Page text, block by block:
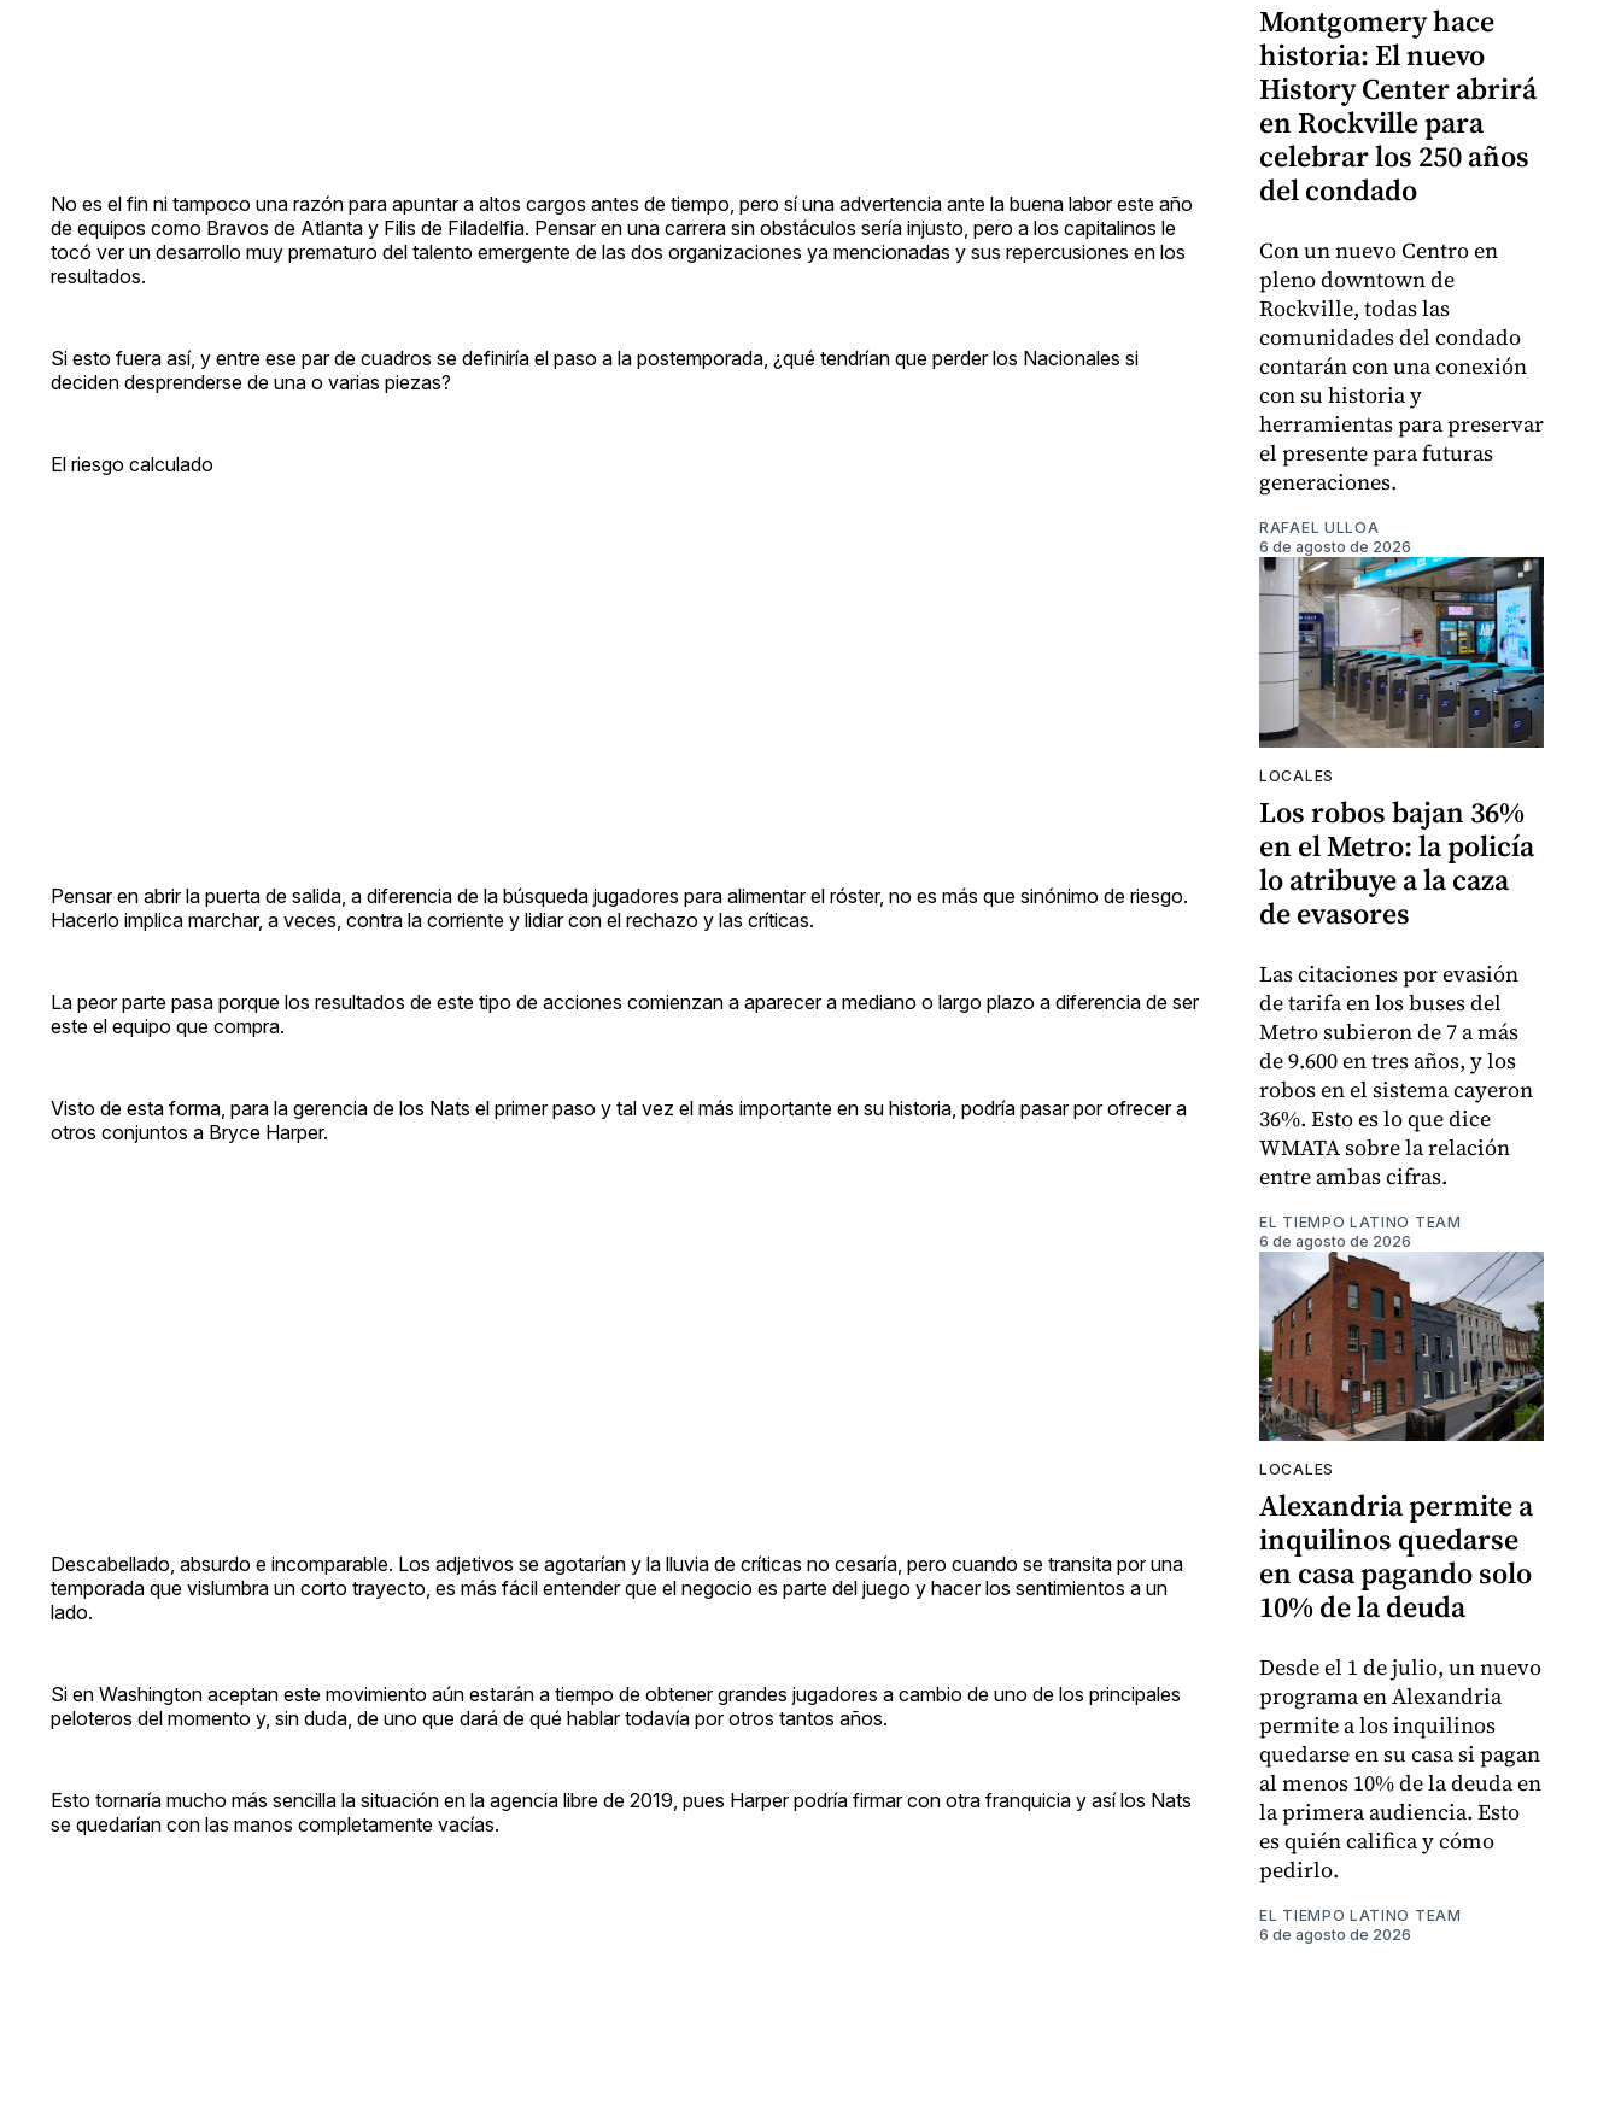
No es el fin ni tampoco una razón para apuntar a altos cargos antes de tiempo, pero sí una advertencia ante la buena labor este año
de equipos como Bravos de Atlanta y Filis de Filadelfia. Pensar en una carrera sin obstáculos sería injusto, pero a los capitalinos le
tocó ver un desarrollo muy prematuro del talento emergente de las dos organizaciones ya mencionadas y sus repercusiones en los
resultados.
Si esto fuera así, y entre ese par de cuadros se definiría el paso a la postemporada, ¿qué tendrían que perder los Nacionales si
deciden desprenderse de una o varias piezas?
El riesgo calculado
Pensar en abrir la puerta de salida, a diferencia de la búsqueda jugadores para alimentar el róster, no es más que sinónimo de riesgo.
Hacerlo implica marchar, a veces, contra la corriente y lidiar con el rechazo y las críticas.
La peor parte pasa porque los resultados de este tipo de acciones comienzan a aparecer a mediano o largo plazo a diferencia de ser
este el equipo que compra.
Visto de esta forma, para la gerencia de los Nats el primer paso y tal vez el más importante en su historia, podría pasar por ofrecer a
otros conjuntos a Bryce Harper.
Descabellado, absurdo e incomparable. Los adjetivos se agotarían y la lluvia de críticas no cesaría, pero cuando se transita por una
temporada que vislumbra un corto trayecto, es más fácil entender que el negocio es parte del juego y hacer los sentimientos a un
lado.
Si en Washington aceptan este movimiento aún estarán a tiempo de obtener grandes jugadores a cambio de uno de los principales
peloteros del momento y, sin duda, de uno que dará de qué hablar todavía por otros tantos años.
Esto tornaría mucho más sencilla la situación en la agencia libre de 2019, pues Harper podría firmar con otra franquicia y así los Nats
se quedarían con las manos completamente vacías.
Montgomery hace
historia: El nuevo
History Center abrirá
en Rockville para
celebrar los 250 años
del condado
Con un nuevo Centro en
pleno downtown de
Rockville, todas las
comunidades del condado
contarán con una conexión
con su historia y
herramientas para preservar
el presente para futuras
generaciones.
RAFAEL ULLOA
6 de agosto de 2026
LOCALES
Los robos bajan 36%
en el Metro: la policía
lo atribuye a la caza
de evasores
Las citaciones por evasión
de tarifa en los buses del
Metro subieron de 7 a más
de 9.600 en tres años, y los
robos en el sistema cayeron
36%. Esto es lo que dice
WMATA sobre la relación
entre ambas cifras.
EL TIEMPO LATINO TEAM
6 de agosto de 2026
LOCALES
Alexandria permite a
inquilinos quedarse
en casa pagando solo
10% de la deuda
Desde el 1 de julio, un nuevo
programa en Alexandria
permite a los inquilinos
quedarse en su casa si pagan
al menos 10% de la deuda en
la primera audiencia. Esto
es quién califica y cómo
pedirlo.
EL TIEMPO LATINO TEAM
6 de agosto de 2026